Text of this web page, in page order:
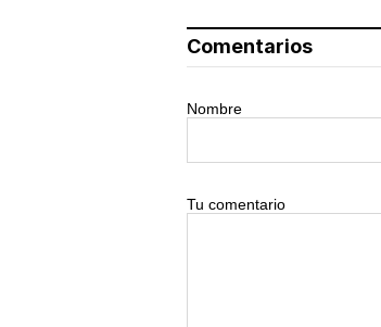
Comentarios
Nombre
Tu comentario